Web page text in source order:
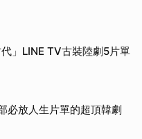
代」LINE TV古裝陸劇5片單
必放人生片單的超頂韓劇